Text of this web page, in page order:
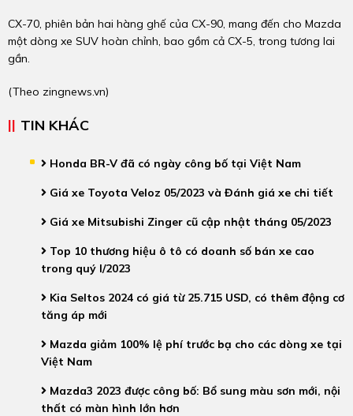
CX-70, phiên bản hai hàng ghế của CX-90, mang đến cho Mazda
một dòng xe SUV hoàn chỉnh, bao gồm cả CX-5, trong tương lai
gần.
(Theo zingnews.vn)
TIN KHÁC
Honda BR-V đã có ngày công bố tại Việt Nam
Giá xe Toyota Veloz 05/2023 và Đánh giá xe chi tiết
Giá xe Mitsubishi Zinger cũ cập nhật tháng 05/2023
Top 10 thương hiệu ô tô có doanh số bán xe cao
trong quý I/2023
Kia Seltos 2024 có giá từ 25.715 USD, có thêm động cơ
tăng áp mới
Mazda giảm 100% lệ phí trước bạ cho các dòng xe tại
Việt Nam
Mazda3 2023 được công bố: Bổ sung màu sơn mới, nội
thất có màn hình lớn hơn